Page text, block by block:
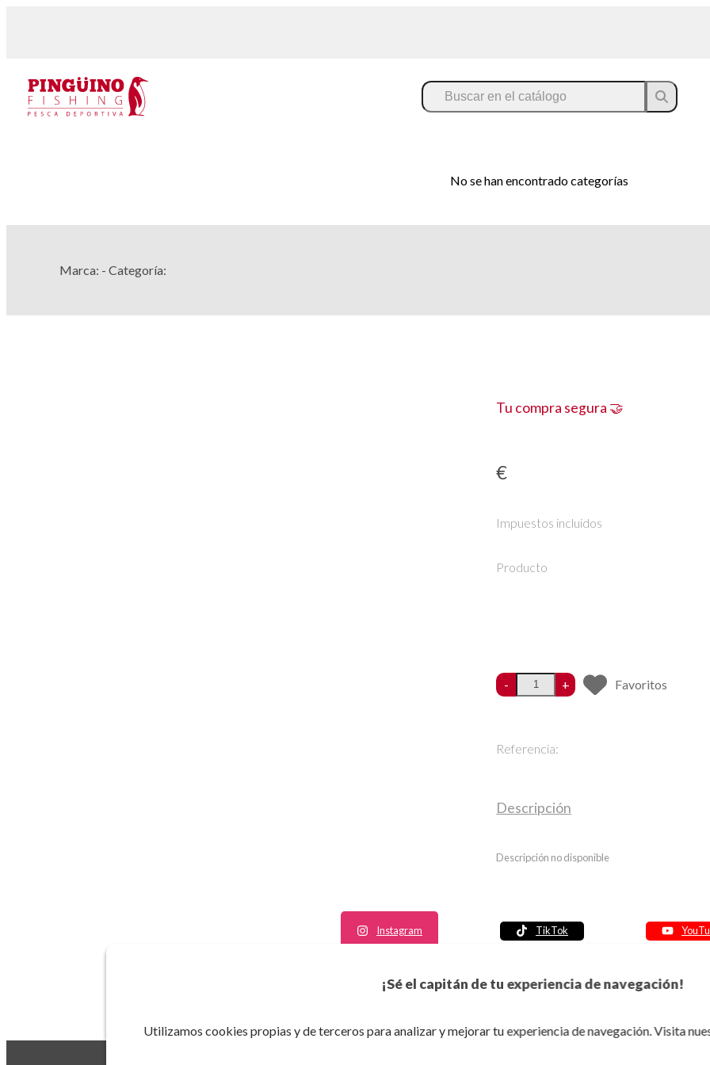
¡Sé el capitán de tu experiencia de navegación!
Utilizamos cookies propias y de terceros para analizar y mejorar tu experiencia de navegación. Visita
No se han encontrado categorías
Marca: - Categoría:
Tu compra segura 🤝
€
Impuestos incluidos
Producto
- + Favoritos
Referencia:
Descripción
Descripción no disponible
Instagram TikTok
Política de seguridad